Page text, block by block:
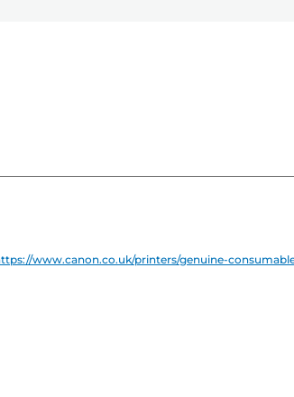
www.canon.co.uk/printers/genuine-